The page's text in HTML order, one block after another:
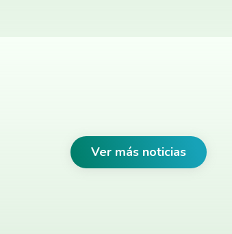
Ver más noticias